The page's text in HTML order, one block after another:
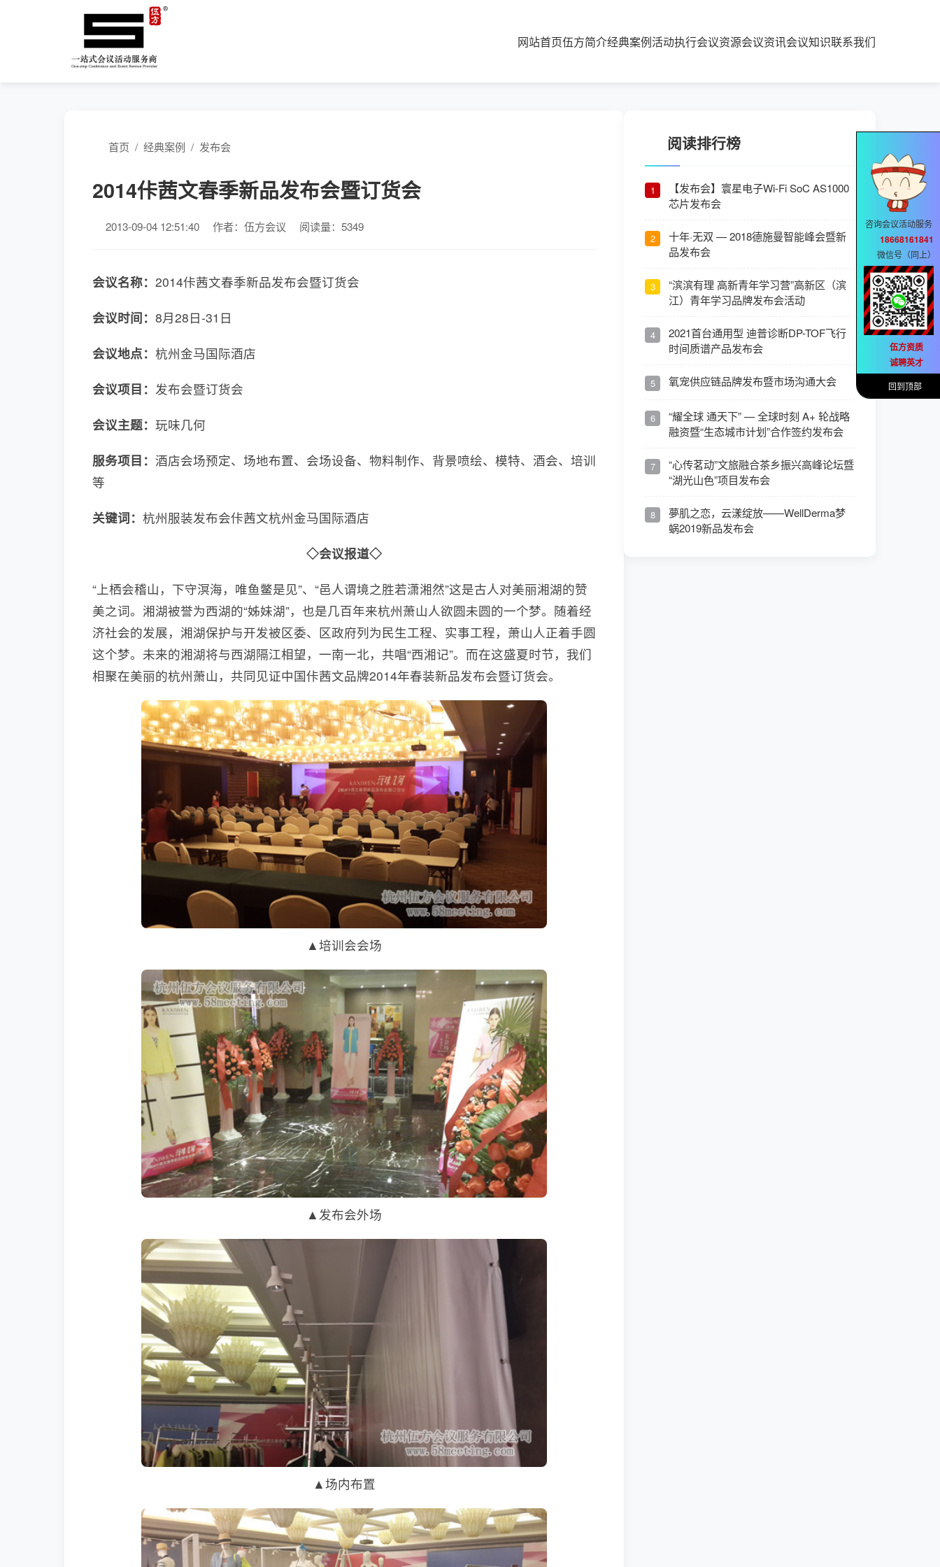
网站首页伍方简介经典案例活动执行会议资源会议资讯会议知识联系我们
首页 / 经典案例 / 发布会
2014佧茜文春季新品发布会暨订货会
2013-09-04 12:51:40 作者：伍方会议 阅读量：5349
会议名称： 2014佧茜文春季新品发布会暨订货会
会议时间： 8月28日-31日
会议地点： 杭州金马国际酒店
会议项目： 发布会暨订货会
会议主题： 玩味几何
服务项目： 酒店会场预定、场地布置、会场设备、物料制作、背景喷绘、模特、酒会、培训
等
关键词： 杭州服装发布会佧茜文杭州金马国际酒店
◇会议报道◇
“上栖会稽山，下守溟海，唯鱼鳖是见”、“邑人谓境之胜若潇湘然”这是古人对美丽湘湖的赞
美之词。湘湖被誉为西湖的“姊妹湖”，也是几百年来杭州萧山人欲圆未圆的一个梦。随着经
济社会的发展，湘湖保护与开发被区委、区政府列为民生工程、实事工程，萧山人正着手圆
这个梦。未来的湘湖将与西湖隔江相望，一南一北，共唱“西湘记”。而在这盛夏时节，我们
相聚在美丽的杭州萧山，共同见证中国佧茜文品牌2014年春装新品发布会暨订货会。
▲培训会会场
▲发布会外场
▲场内布置
阅读排行榜
1
【发布会】寰星电子Wi-Fi SoC AS1000
芯片发布会
2
十年·无双 — 2018德施曼智能峰会暨新
品发布会
3
“滨滨有理 高新青年学习营”高新区（滨
江）青年学习品牌发布会活动
4
2021首台通用型 迪普诊断DP-TOF飞行
时间质谱产品发布会
5 氧宠供应链品牌发布暨市场沟通大会
6
“耀全球 通天下” — 全球时刻 A+ 轮战略
融资暨“生态城市计划”合作签约发布会
7
“心传茗动”文旅融合茶乡振兴高峰论坛暨
“湖光山色”项目发布会
8
夢肌之恋，云漾绽放——WellDerma梦
蜗2019新品发布会
咨询会议活动服务
18668161841
微信号（同上）
伍方资质
诚聘英才
回到顶部